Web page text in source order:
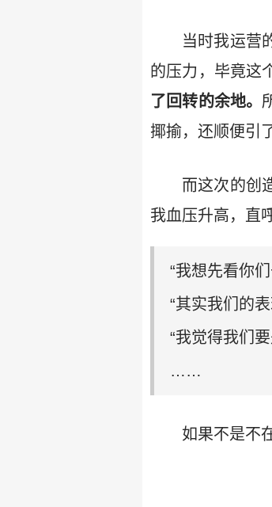
当时我运营
的压力，毕竟这
了回转的余地。
揶揄，还顺便引
而这次的创
我血压升高，直
“我想先看你
“其实我们的
“我觉得我们
……
如果不是不